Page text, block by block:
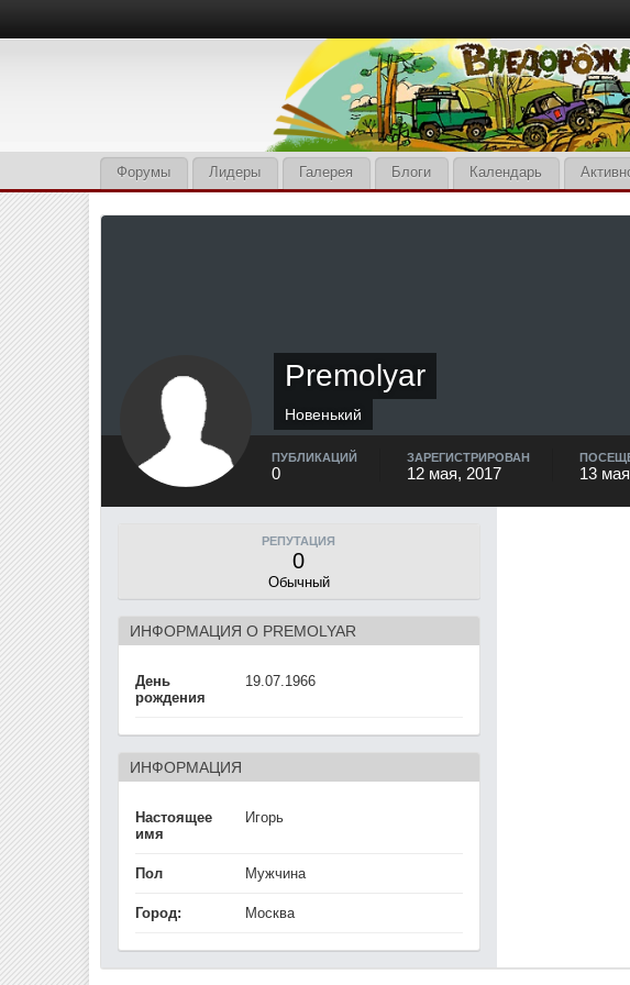
Форумы Лидеры Галерея Блоги Календарь
Premolyar
Новенький
ПУБЛИКАЦИЙ
0
ЗАРЕГИСТРИРОВАН
12 мая, 2017 13
РЕПУТАЦИЯ
0
Обычный
ИНФОРМАЦИЯ О PREMOLYAR
День
рождения
19.07.1966
ИНФОРМАЦИЯ
Настоящее
имя
Игорь
Пол Мужчина
Город: Москва